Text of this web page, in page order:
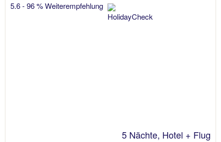
5.6 - 96 % Weiterempfehlung
5 Nächte, Hotel + Flug